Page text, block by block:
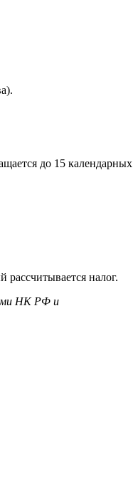
до 15 календарных
налог.
НК РФ и